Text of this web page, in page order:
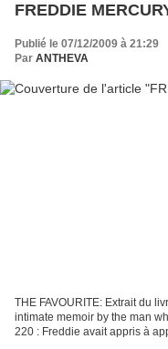
FREDDIE
Publié le 07/12/2009 à 21:29
Par ANTHEVA
THE FAVOURITE: Extrait du
intimate memoir by the man
220 : Freddie avait appris à